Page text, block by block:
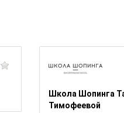
Школа Шопинга
Тимофеевой